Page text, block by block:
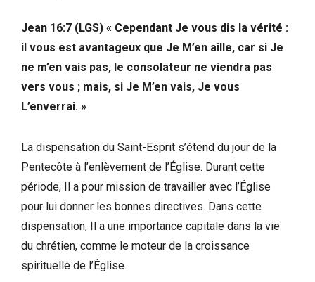
Jean 16:7 (LGS) « Cependant Je vous dis la vérité :
il vous est avantageux que Je M’en aille, car si Je
ne m’en vais pas, le consolateur ne viendra pas
vers vous ; mais, si Je M’en vais, Je vous
L’enverrai. »
La dispensation du Saint-Esprit s’étend du jour de la
Pentecôte à l’enlèvement de l’Église. Durant cette
période, Il a pour mission de travailler avec l’Église
pour lui donner les bonnes directives. Dans cette
dispensation, Il a une importance capitale dans la vie
du chrétien, comme le moteur de la croissance
spirituelle de l’Église.